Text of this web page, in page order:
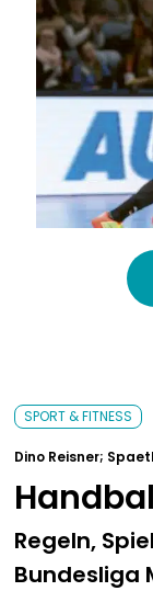
SPORT & FITNESS
Dino Reisner;
Regeln,
Bundesliga